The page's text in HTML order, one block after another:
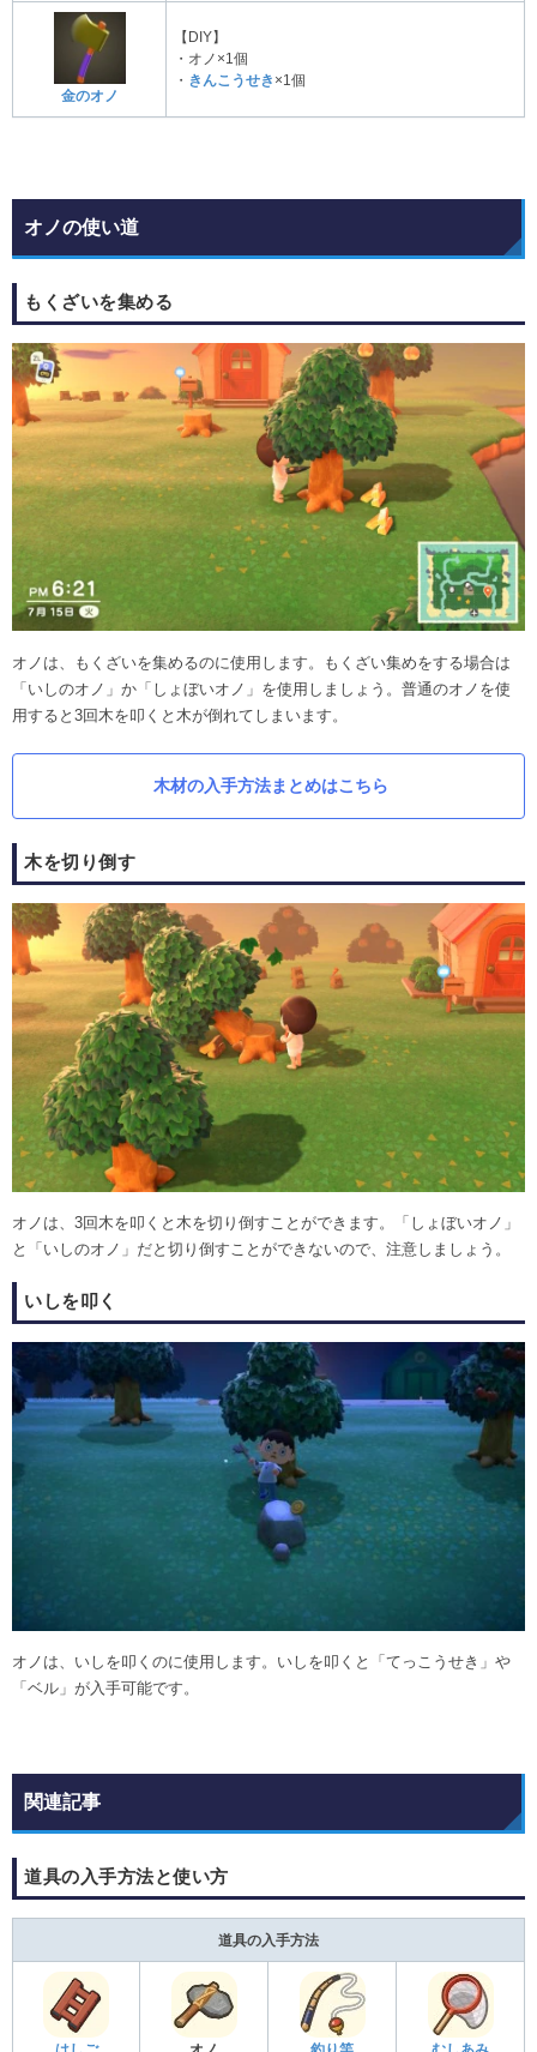
金のオノ
【DIY】
・オノ×1個
・ きんこうせき ×1個
オノの使い道
もくざいを集める
オノは、もくざいを集めるのに使用します。もくざい集めをする場合は
「いしのオノ」か「しょぼいオノ」を使用しましょう。普通のオノを使
用すると3回木を叩くと木が倒れてしまいます。
木材の入手方法まとめはこちら
木を切り倒す
オノは、3回木を叩くと木を切り倒すことができます。「しょぼいオノ」
と「いしのオノ」だと切り倒すことができないので、注意しましょう。
いしを叩く
オノは、いしを叩くのに使用します。いしを叩くと「てっこうせき」や
「ベル」が入手可能です。
関連記事
道具の入手方法と使い方
道具の入手方法